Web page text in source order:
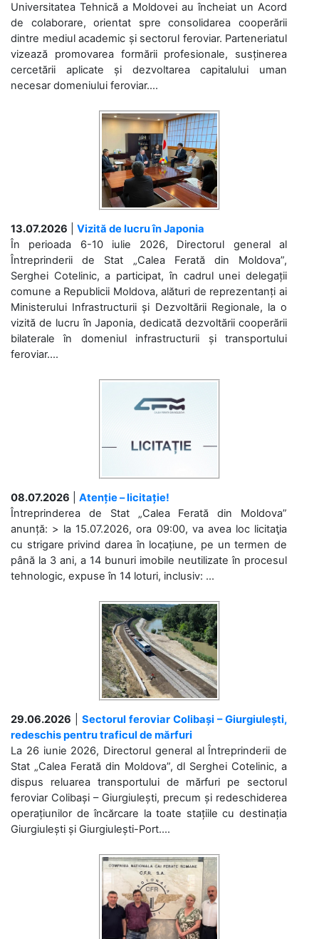
Universitatea Tehnică a Moldovei au încheiat un Acord
de colaborare, orientat spre consolidarea cooperării
dintre mediul academic și sectorul feroviar. Parteneriatul
vizează promovarea formării profesionale, susținerea
cercetării aplicate și dezvoltarea capitalului uman
necesar domeniului feroviar....
13.07.2026
Vizită de lucru în Japonia
În perioada 6-10 iulie 2026, Directorul general al
Întreprinderii de Stat „Calea Ferată din Moldova”,
Serghei Cotelinic, a participat, în cadrul unei delegații
comune a Republicii Moldova, alături de reprezentanți ai
Ministerului Infrastructurii și Dezvoltării Regionale, la o
vizită de lucru în Japonia, dedicată dezvoltării cooperării
bilaterale în domeniul infrastructurii și transportului
feroviar....
08.07.2026
Atenție – licitație!
Întreprinderea de Stat „Calea Ferată din Moldova”
anunță: > la 15.07.2026, ora 09:00, va avea loc licitaţia
cu strigare privind darea în locațiune, pe un termen de
până la 3 ani, a 14 bunuri imobile neutilizate în procesul
tehnologic, expuse în 14 loturi, inclusiv: ...
29.06.2026
Sectorul feroviar Colibași – Giurgiulești,
redeschis pentru traficul de mărfuri
La 26 iunie 2026, Directorul general al Întreprinderii de
Stat „Calea Ferată din Moldova”, dl Serghei Cotelinic, a
dispus reluarea transportului de mărfuri pe sectorul
feroviar Colibași – Giurgiulești, precum și redeschiderea
operațiunilor de încărcare la toate stațiile cu destinația
Giurgiulești și Giurgiulești-Port....